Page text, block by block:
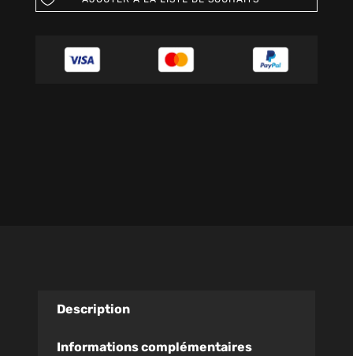
Description
Informations complémentaires